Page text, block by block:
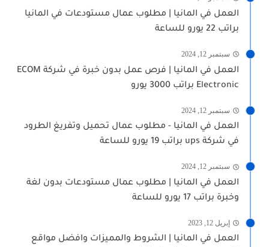
العمل في المانيا | مطلوب عمال مستودعات في المانيا
براتب 22 يورو للساعة
سبتمبر 12, 2024
العمل في المانيا | فرص عمل بدون خبرة في شركة ECOM
Electronic براتب 3000 يورو
سبتمبر 12, 2024
العمل في المانيا - مطلوب عمال تحميل وتفريغ الطرود
في شركة ups براتب 19 يورو للساعة
سبتمبر 12, 2024
العمل في المانيا | مطلوب عمال مستودعات بدون لغة
وخبرة براتب 17 يورو للساعة
إبريل 12, 2023
العمل في المانيا | الشروط والمميزات وافضل مواقع